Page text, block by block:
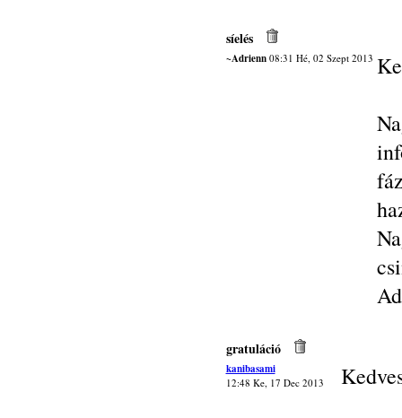
síelés
~Adrienn08:31 Hé, 02 Szept 2013
gratuláció
kanibasami
12:48 Ke, 17 Dec 2013